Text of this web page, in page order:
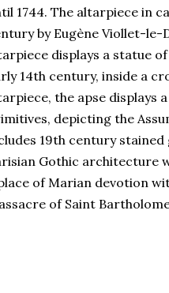
1744. The altarpiece in
by Eugène Viollet-le-
displays a statue
14th century, inside a
the apse displays
depicting the
19th century
Gothic architecture
of Marian devotion
of Saint